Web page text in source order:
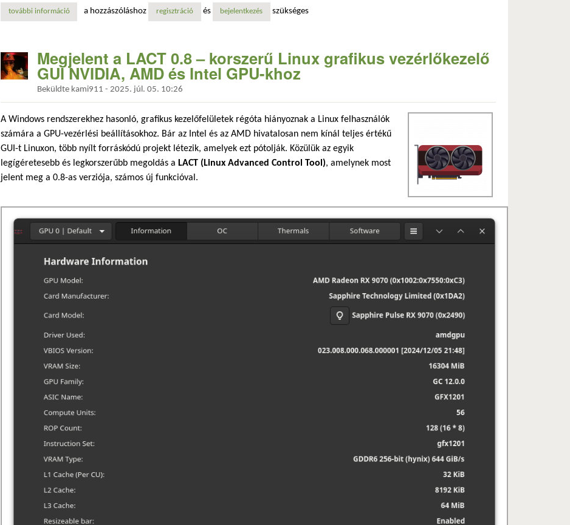
további információkét év után jelent meg az új amdgpu x.org illesztő: itt a xf86-video-amdgpu 25.0.0 tartalommal kapcsolatosan
a hozzászóláshoz regisztráció és bejelentkezés szükséges
Megjelent a LACT 0.8 – korszerű Linux grafikus vezérlőkezelő
GUI NVIDIA, AMD és Intel GPU-khoz
Beküldte kami911 - 2025. júl. 05. 10:26
A Windows rendszerekhez hasonló, grafikus kezelőfelületek régóta hiányoznak a Linux felhasználók
számára a GPU-vezérlési beállításokhoz. Bár az Intel és az AMD hivatalosan nem kínál teljes értékű
GUI-t Linuxon, több nyílt forráskódú projekt létezik, amelyek ezt pótolják. Közülük az egyik
legígéretesebb és legkorszerűbb megoldás a LACT (Linux Advanced Control Tool), amelynek most
jelent meg a 0.8-as verziója, számos új funkcióval.